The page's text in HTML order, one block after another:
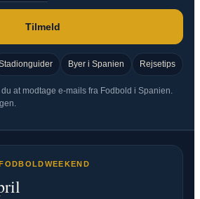
Tilmeld
Byer i Spanien Rejsetips
at modtage e-mails fra Fodbold i Spanien.